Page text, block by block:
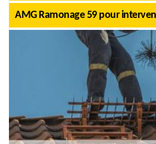
AMG Ramonage 59 pour